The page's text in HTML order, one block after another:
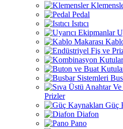
Pedal
Isıtıcı
Prizler
Güç
Diafon
Pano